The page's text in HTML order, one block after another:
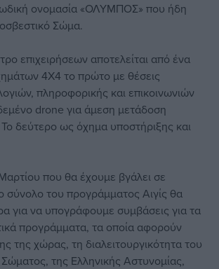
ονομασία «ΟΛΥΜΠΟΣ» που ήδη
Σώμα.
επιχειρήσεων αποτελείται από ένα
4Χ4 το πρώτο με θέσεις
πληροφορικής και επικοινωνιών
drone για άμεση μετάδοση
Το δεύτερο ως όχημα υποστήριξης και
που θα έχουμε βγάλει σε
σύνολο του προγράμματος Αιγίς θα
για να υπογράφουμε συμβάσεις για τα
προγράμματα, τα οποία αφορούν
της χώρας, τη διαλειτουργικότητα του
της Ελληνικής Αστυνομίας,